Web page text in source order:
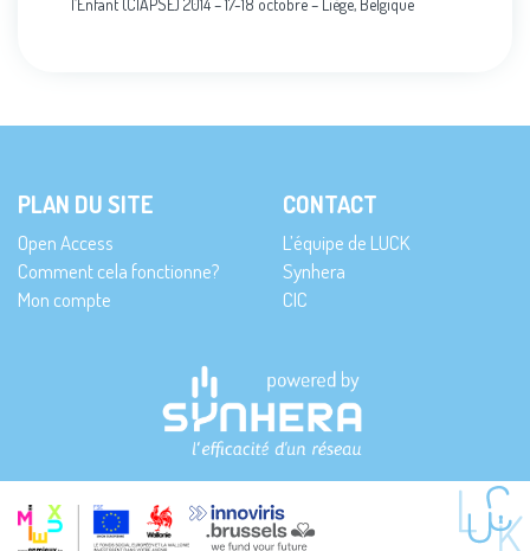
l’Enfant (CIAPSE) 2014 – 17-18 octobre – Liège, Belgique
PLAN DU SITE
Open Access
Comment cela fonctionne?
Mon compte
CONTACT
L’équipe de LUCK
Synhera
CIC